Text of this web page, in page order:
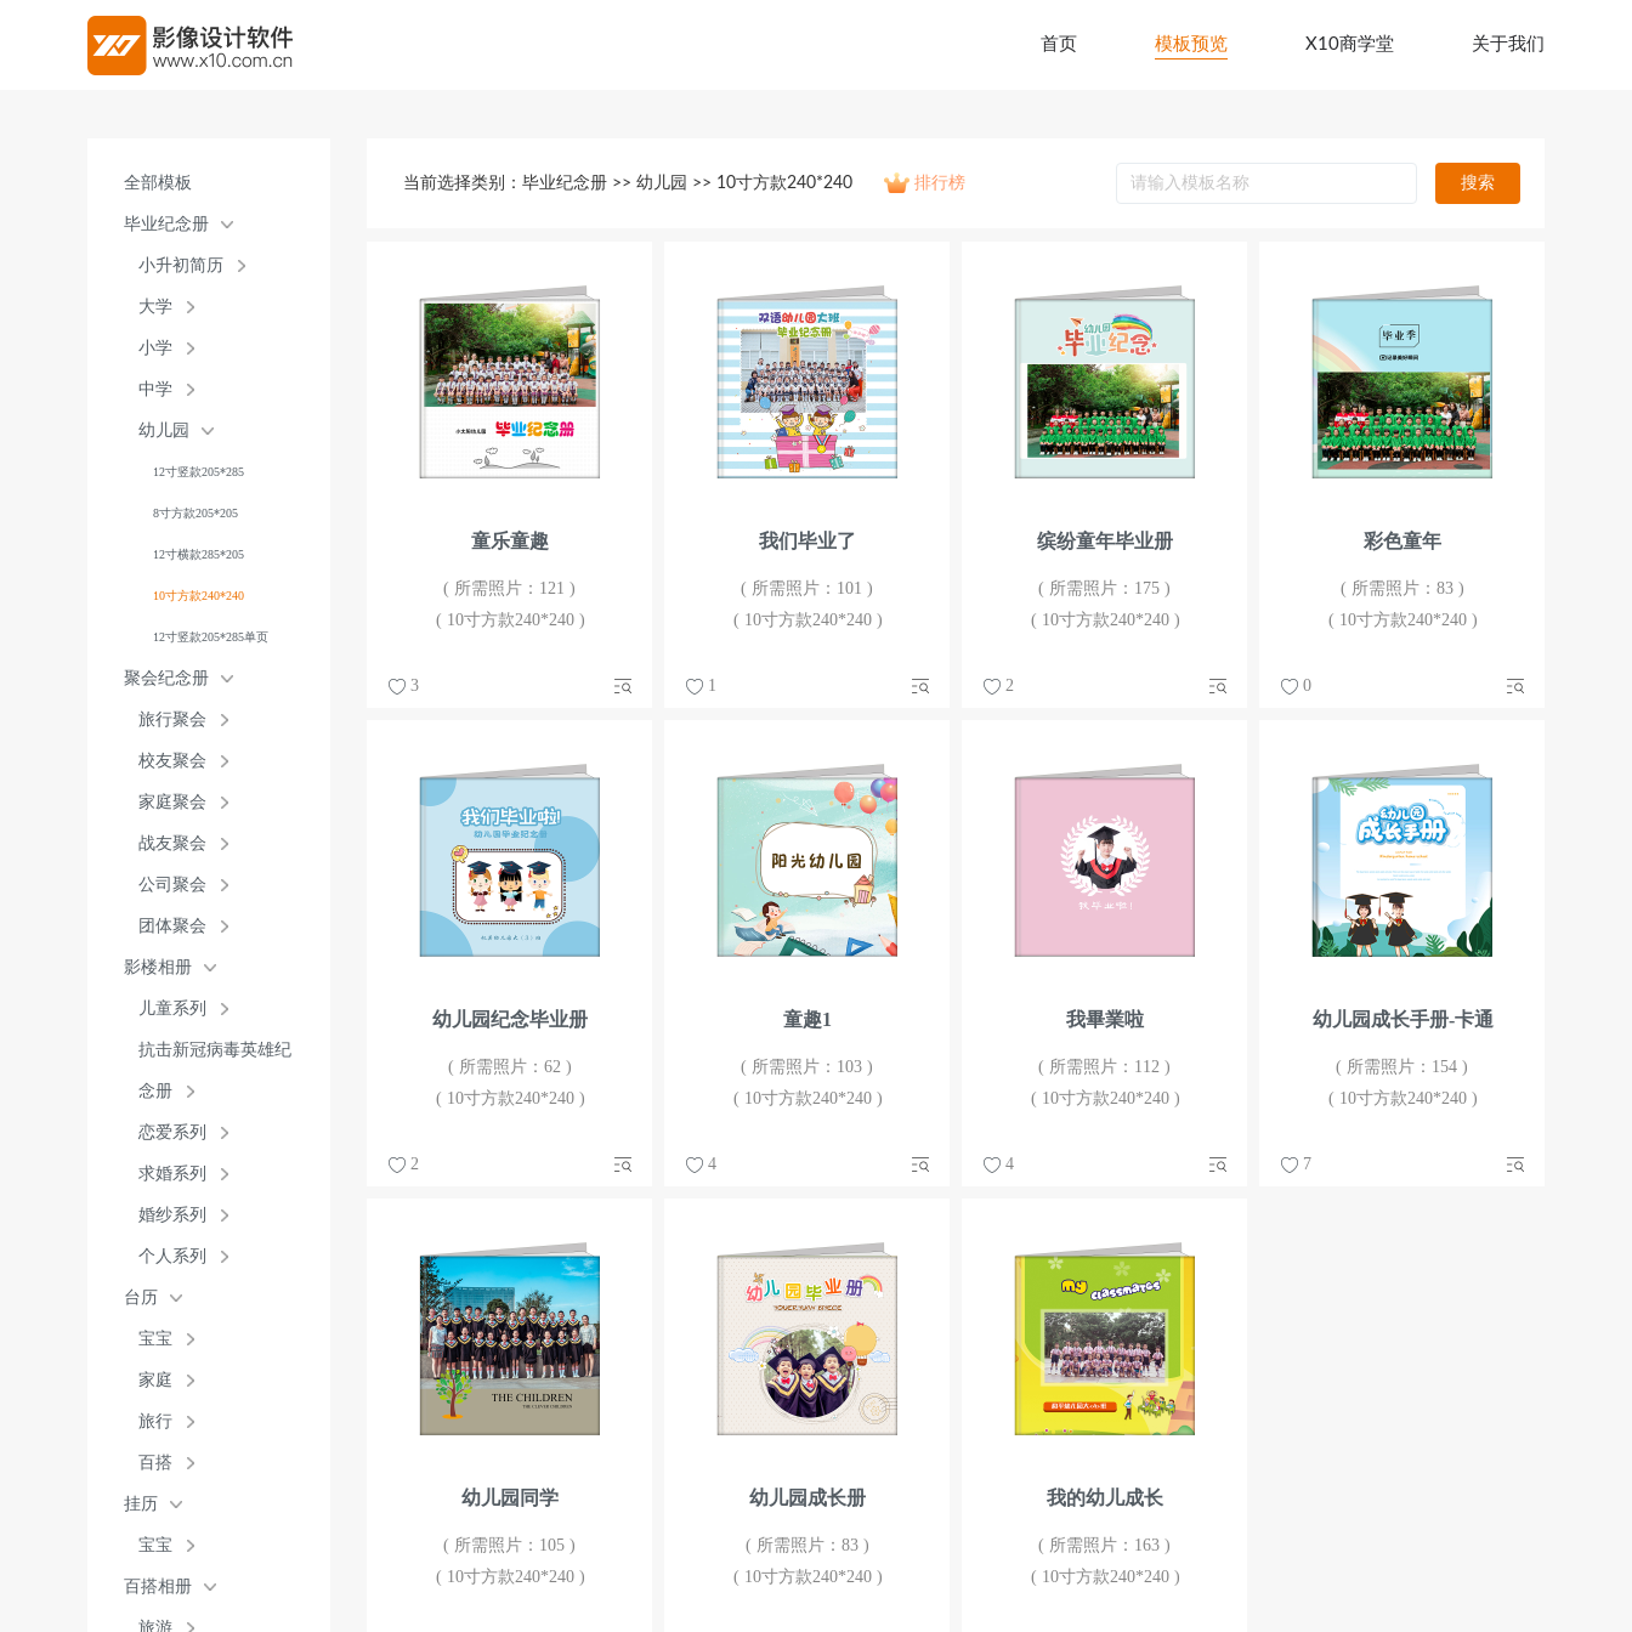
首页 模板预览 X10商学堂 关于我们
全部模板
毕业纪念册
小升初简历
大学
小学
中学
幼儿园
12寸竖款205*285
8寸方款205*205
12寸横款285*205
10寸方款240*240
12寸竖款205*285单页
聚会纪念册
旅行聚会
校友聚会
家庭聚会
战友聚会
公司聚会
团体聚会
影楼相册
儿童系列
抗击新冠病毒英雄纪
念册
恋爱系列
求婚系列
婚纱系列
个人系列
台历
宝宝
家庭
旅行
百搭
挂历
宝宝
百搭相册
旅游
当前选择类别： 毕业纪念册 >> 幼儿园 >> 10寸方款240*240 排行榜 搜索
童乐童趣
( 所需照片：121 )
( 10寸方款240*240 )
3
我们毕业了
( 所需照片：101 )
( 10寸方款240*240 )
1
缤纷童年毕业册
( 所需照片：175 )
( 10寸方款240*240 )
2
彩色童年
( 所需照片：83 )
( 10寸方款240*240 )
0
幼儿园纪念毕业册
( 所需照片：62 )
( 10寸方款240*240 )
2
童趣1
( 所需照片：103 )
( 10寸方款240*240 )
4
我畢業啦
( 所需照片：112 )
( 10寸方款240*240 )
4
幼儿园成长手册-卡通
( 所需照片：154 )
( 10寸方款240*240 )
7
幼儿园同学
( 所需照片：105 )
( 10寸方款240*240 )
幼儿园成长册
( 所需照片：83 )
( 10寸方款240*240 )
我的幼儿成长
( 所需照片：163 )
( 10寸方款240*240 )